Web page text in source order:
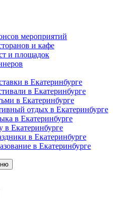
мероприятий
и кафе
и площадок
в Екатеринбурге
в Екатеринбурге
в Екатеринбурге
отдых в Екатеринбурге
в Екатеринбурге
в Екатеринбурге
в Екатеринбурге
в Екатеринбурге